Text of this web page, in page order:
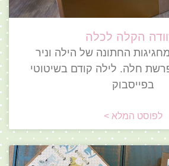
הקלה לכלה
החתונה של הילה וניר
חלה. לילה קודם בשיטוטי
בפייסבוק
לפוסט המלא >